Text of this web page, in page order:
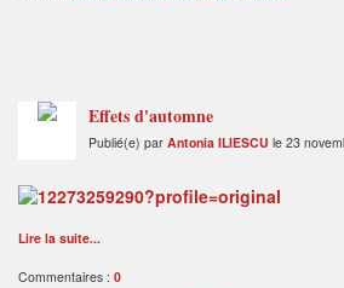
Effets d'automne
Publié(e) par Antonia ILIESCU le 23
Lire la suite...
Commentaires : 0